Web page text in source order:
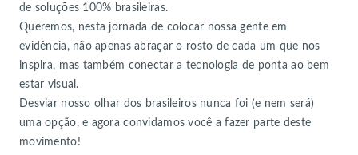
de soluções 100% brasileiras.
Queremos, nesta jornada de colocar nossa gente em
evidência, não apenas abraçar o rosto de cada um que nos
inspira, mas também conectar a tecnologia de ponta ao bem
estar visual.
Desviar nosso olhar dos brasileiros nunca foi (e nem será)
uma opção, e agora convidamos você a fazer parte deste
movimento!